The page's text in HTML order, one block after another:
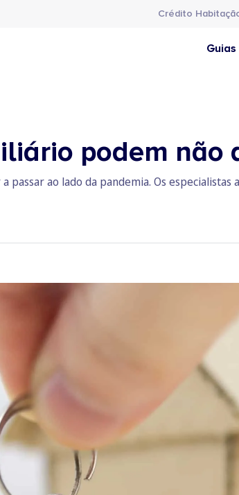
Crédito
podem não
ao lado da pandemia. Os